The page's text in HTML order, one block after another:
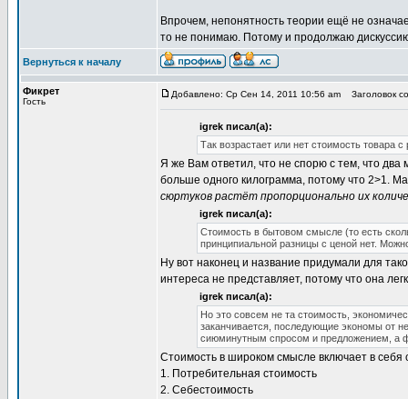
Впрочем, непонятность теории ещё не
то не понимаю. Потому и продолжаю
Вернуться к началу
Фикрет
Гость
Добавлено: Ср Сен 14, 2011 10:56 am Заголовок
igrek писал(а):
Так возрастает или нет стоимость товара
Я же Вам ответил, что не спорю с тем, что два
больше одного килограмма, потому что 2>1.
сюртуков растёт пропорционально их
igrek писал(а):
Стоимость в бытовом смысле (то есть
принципиальной разницы с ценой нет.
Ну вот наконец и название придумали для
интереса не представляет, потому что она
igrek писал(а):
Но это совсем не та стоимость,
заканчивается, последующие экономы от
сиюминутным спросом и предложением, а
Стоимость в широком смысле включает в
1. Потребительная стоимость
2. Себестоимость